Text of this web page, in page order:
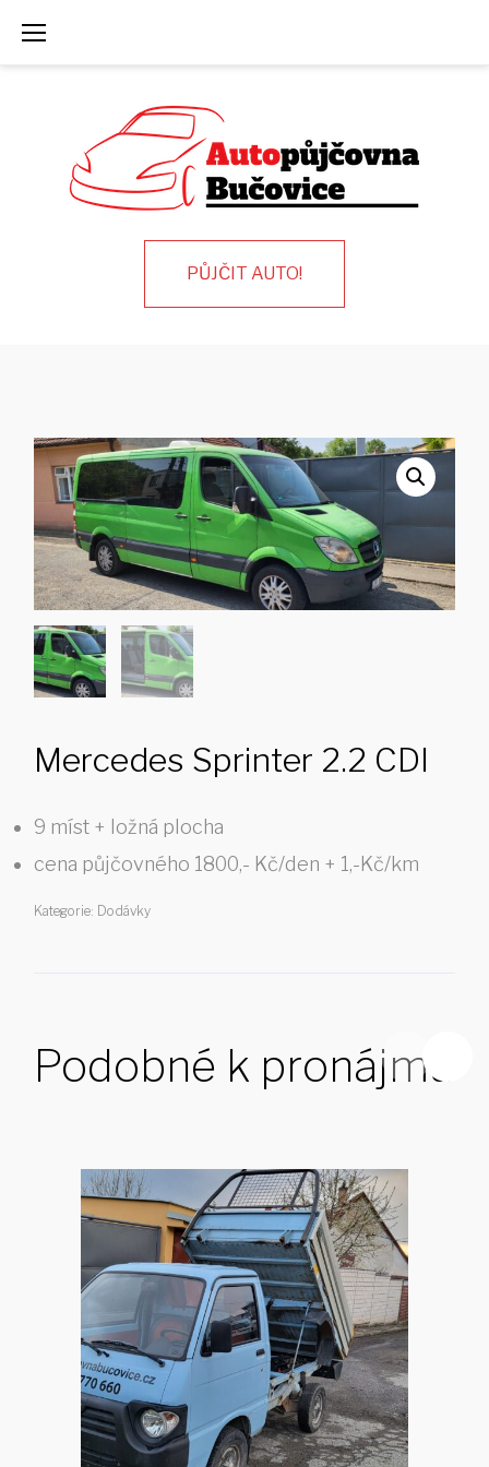
PŮJČIT AUTO!
Mercedes Sprinter 2.2 CDI
9 míst + ložná plocha
cena půjčovného 1800,- Kč/den + 1,-Kč/km
Kategorie: Dodávky
Podobné k pronájmu